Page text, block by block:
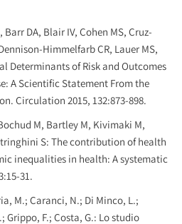
DA, Blair IV, Cohen MS, Cruz-
Himmelfarb CR, Lauer MS,
Determinants of Risk and Outcomes
A Scientific Statement From the
Circulation 2015, 132:873-898.
M, Bartley M, Kivimaki M,
S: The contribution of health
inequalities in health: A systematic
31.
M.; Caranci, N.; Di Minco, L.;
Grippo, F.; Costa, G.: Lo studio